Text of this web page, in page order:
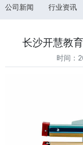
公司新闻 行业资讯
长沙开慧教
时间：